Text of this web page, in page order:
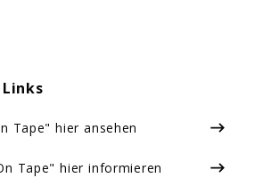
Tape" hier ansehen
Tape" hier informieren